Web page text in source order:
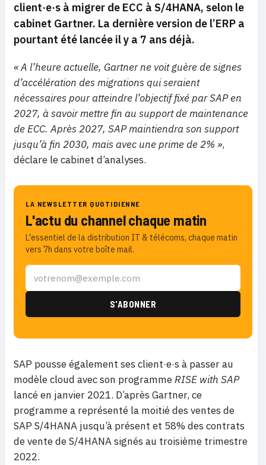
client·e·s à migrer de ECC à S/4HANA, selon le
cabinet Gartner. La dernière version de l’ERP a
pourtant été lancée il y a 7 ans déjà.
« A l’heure actuelle, Gartner ne voit guère de signes
d’accélération des migrations qui seraient
nécessaires pour atteindre l’objectif fixé par SAP en
2027, à savoir mettre fin au support de maintenance
de ECC. Après 2027, SAP maintiendra son support
jusqu’à fin 2030, mais avec une prime de 2% »,
déclare le cabinet d’analyses.
LA NEWSLETTER QUOTIDIENNE
L'actu du channel chaque matin
L'essentiel de la distribution IT & télécoms, chaque matin
vers 7h dans votre boîte mail.
SAP pousse également ses client·e·s à passer au
modèle cloud avec son programmeRISE with SAP
lancé en janvier 2021. D’après Gartner, ce
programme a représenté la moitié des ventes de
SAP S/4HANA jusqu’à présent et 58% des contrats
de vente de S/4HANA signés au troisième trimestre
2022.